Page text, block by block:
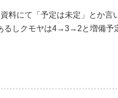
料にて「予定は未定」とか言
るしクモヤは4→3→2と増備予